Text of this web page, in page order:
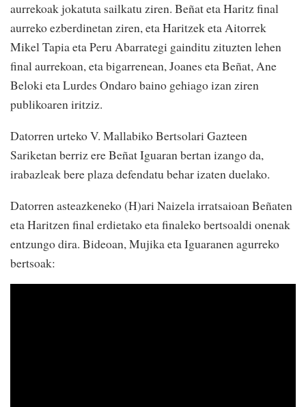
aurrekoak jokatuta sailkatu ziren. Beñat eta Haritz final
aurreko ezberdinetan ziren, eta Haritzek eta Aitorrek
Mikel Tapia eta Peru Abarrategi gainditu zituzten lehen
final aurrekoan, eta bigarrenean, Joanes eta Beñat, Ane
Beloki eta Lurdes Ondaro baino gehiago izan ziren
publikoaren iritziz.
Datorren urteko V. Mallabiko Bertsolari Gazteen
Sariketan berriz ere Beñat Iguaran bertan izango da,
irabazleak bere plaza defendatu behar izaten duelako.
Datorren asteazkeneko (H)ari Naizela irratsaioan Beñaten
eta Haritzen final erdietako eta finaleko bertsoaldi onenak
entzungo dira. Bideoan, Mujika eta Iguaranen agurreko
bertsoak: